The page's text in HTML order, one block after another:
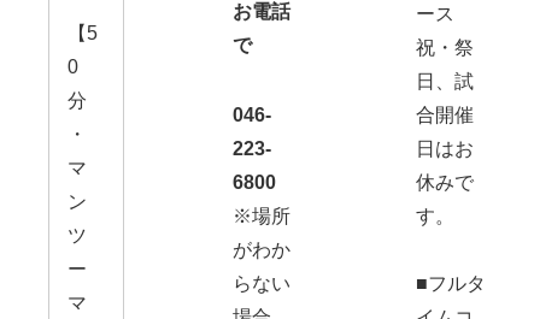
【5
0
分
・
マ
ン
ツ
ー
マ
お電話
で
046-
223-
6800
※場所
がわか
らない
ース
祝・祭
日、試
合開催
日はお
休みで
す。
■フルタ